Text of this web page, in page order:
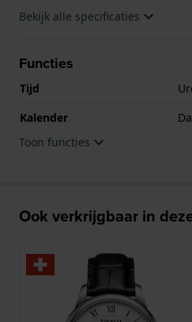
Bekijk alle specificaties
Functies
Tijd
Kalender
Toon functies
Ook verkrijgbaar in